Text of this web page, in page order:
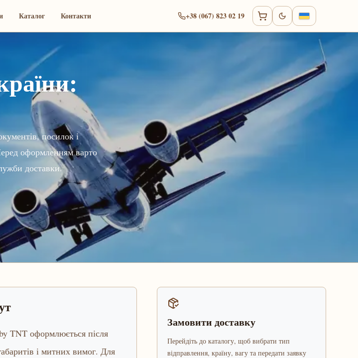
Каталог Контакти +38 (067) 823 02 19
посилок і
оформленням варто
доставки.
TNT оформлюється після
і митних вимог. Для
Замовити доставку
Перейдіть до каталогу, щоб вибрати тип
відправлення, країну, вагу та передати заявку